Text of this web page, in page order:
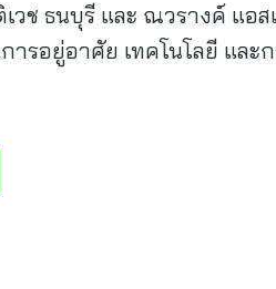
วช ธนบุรี และ ณวรางค์ แ
รอยู่อาศัย เทคโนโลยี และ